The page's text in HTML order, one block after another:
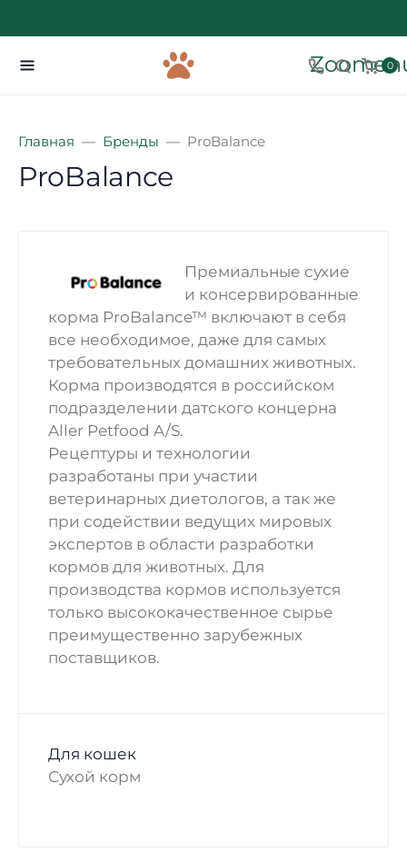
0
Главная Бренды ProBalance
ProBalance
Премиальные сухие
и консервированные
корма ProBalance™ включают в себя
все необходимое, даже для самых
требовательных домашних животных.
Корма производятся в российском
подразделении датского концерна
Aller Petfood A/S.
Рецептуры и технологии
разработаны при участии
ветеринарных диетологов, а так же
при содействии ведущих мировых
экспертов в области разработки
кормов для животных. Для
производства кормов используется
только высококачественное сырье
преимущественно зарубежных
поставщиков.
Для кошек
Сухой корм